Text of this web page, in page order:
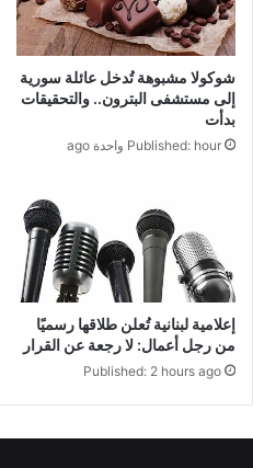
شوكولا مشبوهة تُدخل عائلة سورية
إلى مستشفى البترون.. والتحقيقات
بدأت
Published: hour واحدة ago
إعلامية لبنانية تُعلن طلاقها رسميًا
من رجل أعمال: لا رجعة عن القرار
Published: 2 hours ago